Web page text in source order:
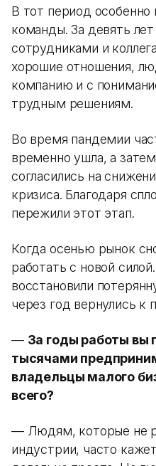
В тот период особенно
команды. За девять
сотрудниками и
хорошие отношения,
компанию и с
трудным решениям.
Во время пандемии
временно ушла, а
согласились на
кризиса. Благодаря
пережили этот этап.
Когда осенью рынок
работать с новой
восстановили
через год вернулись
— За годы работы вы
тысячами
владельцы малого
всего?
— Людям, которые не
индустрии, часто